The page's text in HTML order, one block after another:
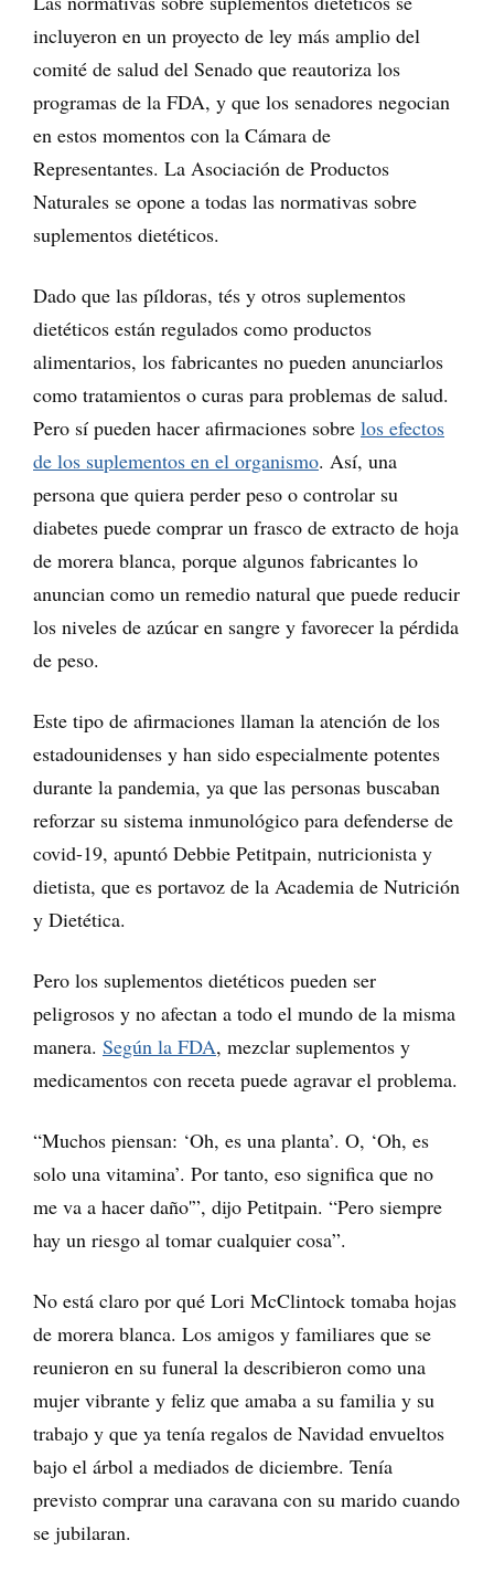
incluyeron en un proyecto de ley más amplio del
comité de salud del Senado que reautoriza los
programas de la FDA, y que los senadores negocian
en estos momentos con la Cámara de
Representantes. La Asociación de Productos
Naturales se opone a todas las normativas sobre
suplementos dietéticos.
Dado que las píldoras, tés y otros suplementos
dietéticos están regulados como productos
alimentarios, los fabricantes no pueden anunciarlos
como tratamientos o curas para problemas de salud.
Pero sí pueden hacer afirmaciones sobre los efectos
de los suplementos en el organismo. Así, una
persona que quiera perder peso o controlar su
diabetes puede comprar un frasco de extracto de hoja
de morera blanca, porque algunos fabricantes lo
anuncian como un remedio natural que puede reducir
los niveles de azúcar en sangre y favorecer la pérdida
de peso.
Este tipo de afirmaciones llaman la atención de los
estadounidenses y han sido especialmente potentes
durante la pandemia, ya que las personas buscaban
reforzar su sistema inmunológico para defenderse de
covid-19, apuntó Debbie Petitpain, nutricionista y
dietista, que es portavoz de la Academia de Nutrición
y Dietética.
Pero los suplementos dietéticos pueden ser
peligrosos y no afectan a todo el mundo de la misma
manera. Según la FDA, mezclar suplementos y
medicamentos con receta puede agravar el problema.
“Muchos piensan: ‘Oh, es una planta’. O, ‘Oh, es
solo una vitamina’. Por tanto, eso significa que no
me va a hacer daño'”, dijo Petitpain. “Pero siempre
hay un riesgo al tomar cualquier cosa”.
No está claro por qué Lori McClintock tomaba hojas
de morera blanca. Los amigos y familiares que se
reunieron en su funeral la describieron como una
mujer vibrante y feliz que amaba a su familia y su
trabajo y que ya tenía regalos de Navidad envueltos
bajo el árbol a mediados de diciembre. Tenía
previsto comprar una caravana con su marido cuando
se jubilaran.